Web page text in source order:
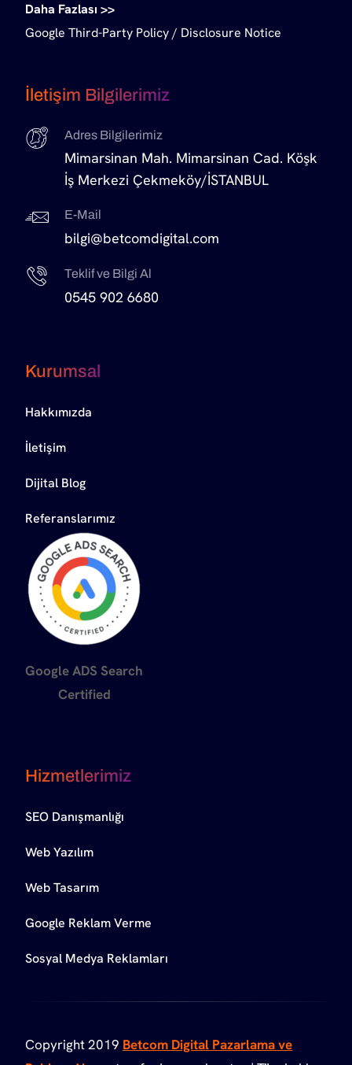
Daha Fazlası >>
Google Third-Party Policy/ Disclosure Notice
İletişim Bilgilerimiz
Adres Bilgilerimiz
Mimarsinan Mah. Mimarsinan Cad. Köşk
İş Merkezi Çekmeköy/İSTANBUL
E-Mail
bilgi@betcomdigital.com
Teklif ve Bilgi Al
0545 902 6680
Kurumsal
Hakkımızda
İletişim
Dijital Blog
Referanslarımız
Google ADS Search
Certified
Hizmetlerimiz
SEO Danışmanlığı
Web Yazılım
Web Tasarım
Google Reklam Verme
Sosyal Medya Reklamları
Copyright 2019 Betcom Digital Pazarlama ve